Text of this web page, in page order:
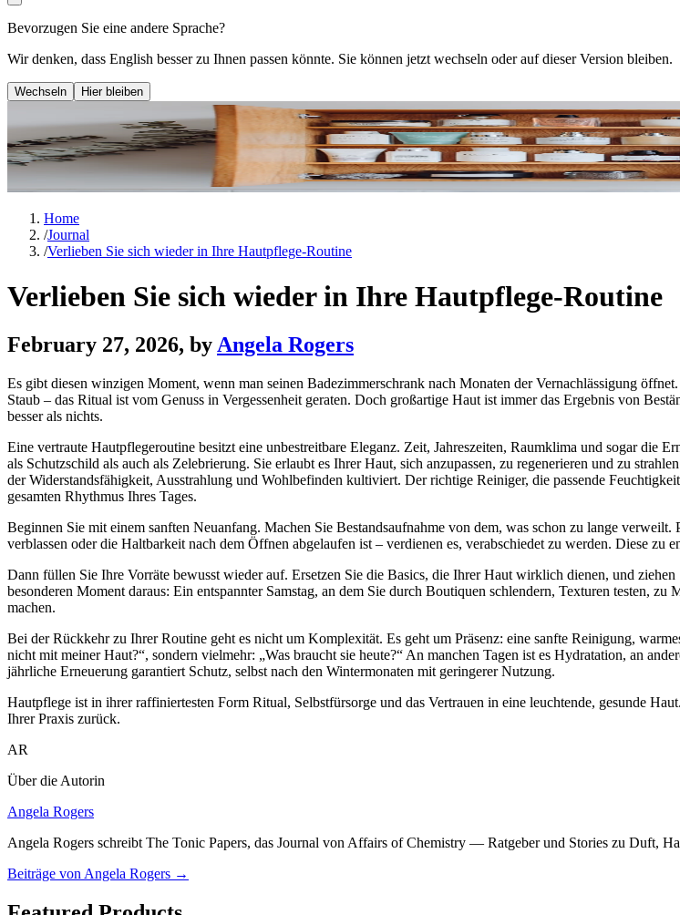
Bevorzugen Sie eine andere Sprache?
Wir denken, dass English besser zu Ihnen passen könnte. Sie können jetzt wechseln oder auf dieser Version bleiben.
Wechseln Hier bleiben
Home
/Journal
/Verlieben Sie sich wieder in Ihre Hautpflege-Routine
Verlieben Sie sich wieder in Ihre Hautpflege-Routine
February 27, 2026, byAngela Rogers
Es gibt diesen winzigen Moment, wenn man seinen Badezimmerschrank nach Monaten der Vernachlässigung
Staub – das Ritual ist vom Genuss in Vergessenheit geraten. Doch großartige Haut ist immer das Ergebnis von
besser als nichts.
Eine vertraute Hautpflegeroutine besitzt eine unbestreitbare Eleganz. Zeit, Jahreszeiten, Raumklima und sogar die
als Schutzschild als auch als Zelebrierung. Sie erlaubt es Ihrer Haut, sich anzupassen, zu regenerieren und zu
der Widerstandsfähigkeit, Ausstrahlung und Wohlbefinden kultiviert. Der richtige Reiniger, die passende
gesamten Rhythmus Ihres Tages.
Beginnen Sie mit einem sanften Neuanfang. Machen Sie Bestandsaufnahme von dem, was schon zu lange
verblassen oder die Haltbarkeit nach dem Öffnen abgelaufen ist – verdienen es, verabschiedet zu werden. Diese zu
Dann füllen Sie Ihre Vorräte bewusst wieder auf. Ersetzen Sie die Basics, die Ihrer Haut wirklich dienen, und
besonderen Moment daraus: Ein entspannter Samstag, an dem Sie durch Boutiquen schlendern, Texturen testen,
machen.
Bei der Rückkehr zu Ihrer Routine geht es nicht um Komplexität. Es geht um Präsenz: eine sanfte Reinigung,
nicht mit meiner Haut?“, sondern vielmehr: „Was braucht sie heute?“ An manchen Tagen ist es Hydratation, an
jährliche Erneuerung garantiert Schutz, selbst nach den Wintermonaten mit geringerer Nutzung.
Hautpflege ist in ihrer raffiniertesten Form Ritual, Selbstfürsorge und das Vertrauen in eine leuchtende, gesunde
Ihrer Praxis zurück.
AR
Über die Autorin
Angela Rogers
Angela Rogers schreibt The Tonic Papers, das Journal von Affairs of Chemistry — Ratgeber und Stories zu Duft,
Beiträge von Angela Rogers →